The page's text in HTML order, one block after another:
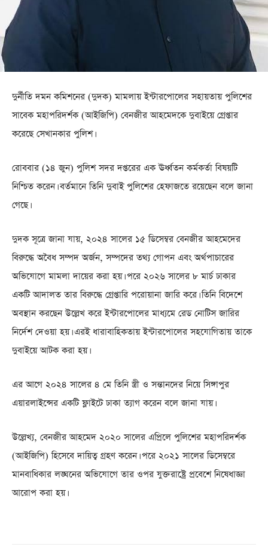
দুর্নীতি দমন কমিশনের (দুদক) মামলায় ইন্টারপোলের সহায়তায় পুলিশের
সাবেক মহাপরিদর্শক (আইজিপি) বেনজীর আহমেদকে দুবাইয়ে গ্রেপ্তার
করেছে সেখানকার পুলিশ।
রোববার (১৪ জুন) পুলিশ সদর দপ্তরের এক ঊর্ধ্বতন কর্মকর্তা বিষয়টি
নিশ্চিত করেন। বর্তমানে তিনি দুবাই পুলিশের হেফাজতে রয়েছেন বলে জানা
গেছে।
দুদক সূত্রে জানা যায়, ২০২৪ সালের ১৫ ডিসেম্বর বেনজীর আহমেদের
বিরুদ্ধে অবৈধ সম্পদ অর্জন, সম্পদের তথ্য গোপন এবং অর্থপাচারের
অভিযোগে মামলা দায়ের করা হয়। পরে ২০২৬ সালের ৮ মার্চ ঢাকার
একটি আদালত তার বিরুদ্ধে গ্রেপ্তারি পরোয়ানা জারি করে। তিনি বিদেশে
অবস্থান করছেন উল্লেখ করে ইন্টারপোলের মাধ্যমে রেড নোটিস জারির
নির্দেশ দেওয়া হয়। এরই ধারাবাহিকতায় ইন্টারপোলের সহযোগিতায় তাকে
দুবাইয়ে আটক করা হয়।
এর আগে ২০২৪ সালের ৪ মে তিনি স্ত্রী ও সন্তানদের নিয়ে সিঙ্গাপুর
এয়ারলাইন্সের একটি ফ্লাইটে ঢাকা ত্যাগ করেন বলে জানা যায়।
উল্লেখ্য, বেনজীর আহমেদ ২০২০ সালের এপ্রিলে পুলিশের মহাপরিদর্শক
(আইজিপি) হিসেবে দায়িত্ব গ্রহণ করেন। পরে ২০২১ সালের ডিসেম্বরে
মানবাধিকার লঙ্ঘনের অভিযোগে তার ওপর যুক্তরাষ্ট্রে প্রবেশে নিষেধাজ্ঞা
আরোপ করা হয়।